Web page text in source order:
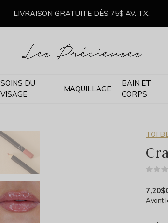
SOINS DU
VISAGE
MAQUILLAGE
BAIN ET
CORPS
LIVRAISON GRATUITE DÈS 75$ AV. TX.
TOI
Avant